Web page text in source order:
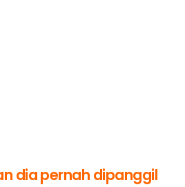
dia pernah dipanggil